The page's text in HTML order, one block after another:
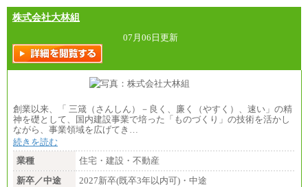
株式会社大林組
07月06日更新
創業以来、「 三箴（さんしん）－良く、廉く（やすく）、速い」の精
神を礎として、国内建設事業で培った「ものづくり」の技術を活かし
ながら、事業領域を広げてき…
続きを読む
業種
住宅・建設・不動産
新卒／中途
2027新卒(既卒3年以内可)・中途